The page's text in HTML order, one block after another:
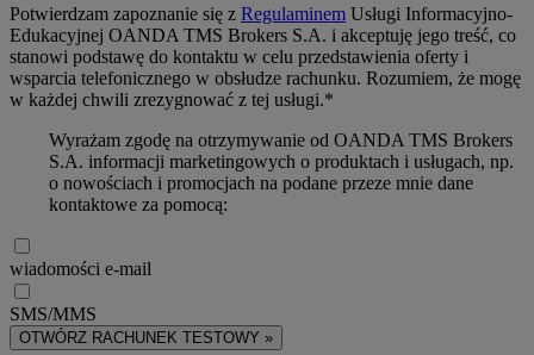
Potwierdzam zapoznanie się z Regulaminem Usługi Informacyjno-
Edukacyjnej OANDA TMS Brokers S.A. i akceptuję jego treść, co
stanowi podstawę do kontaktu w celu przedstawienia oferty i
wsparcia telefonicznego w obsłudze rachunku. Rozumiem, że mogę
w każdej chwili zrezygnować z tej usługi.*
Wyrażam zgodę na otrzymywanie od OANDA TMS Brokers
S.A. informacji marketingowych o produktach i usługach, np.
o nowościach i promocjach na podane przeze mnie dane
kontaktowe za pomocą:
wiadomości e-mail
SMS/MMS
OTWÓRZ RACHUNEK TESTOWY »